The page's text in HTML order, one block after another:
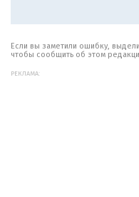
Если вы заметили ошибку,
чтобы сообщить об этом
РЕКЛАМА: